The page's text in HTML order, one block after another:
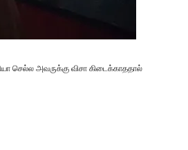
செல்ல அவருக்கு விசா கிடைக்காததால்